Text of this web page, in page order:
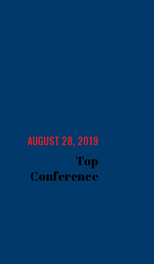
AUGUST 28, 2019
Top
Conference